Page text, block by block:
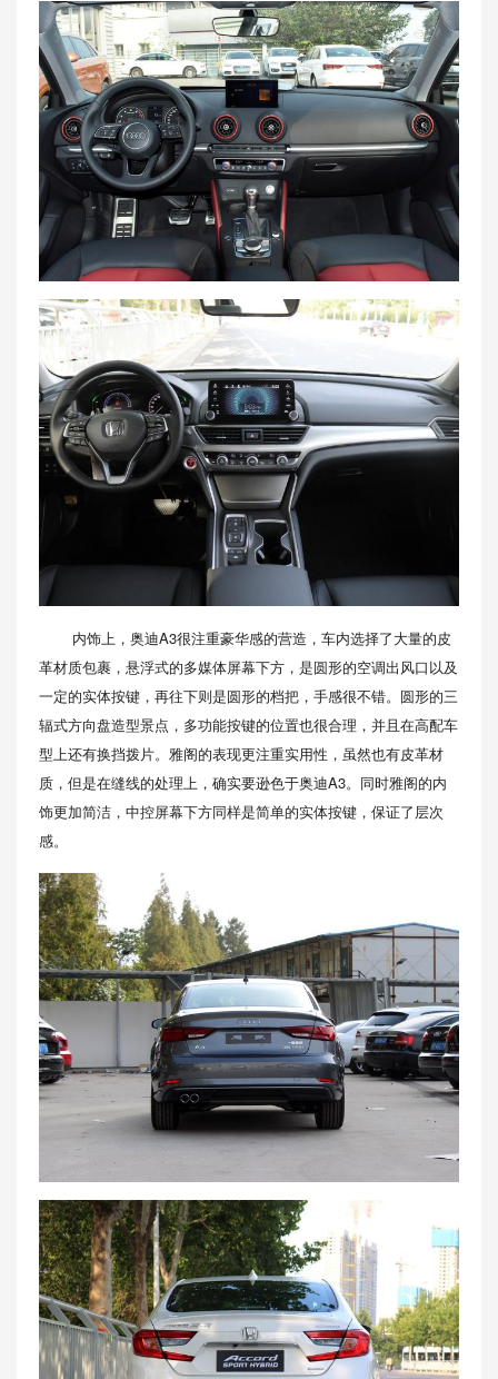
内饰上，奥迪A3很注重豪华感的营造，车内选择了大量的皮
革材质包裹，悬浮式的多媒体屏幕下方，是圆形的空调出风口以及
一定的实体按键，再往下则是圆形的档把，手感很不错。圆形的三
辐式方向盘造型景点，多功能按键的位置也很合理，并且在高配车
型上还有换挡拨片。雅阁的表现更注重实用性，虽然也有皮革材
质，但是在缝线的处理上，确实要逊色于奥迪A3。同时雅阁的内
饰更加简洁，中控屏幕下方同样是简单的实体按键，保证了层次
感。